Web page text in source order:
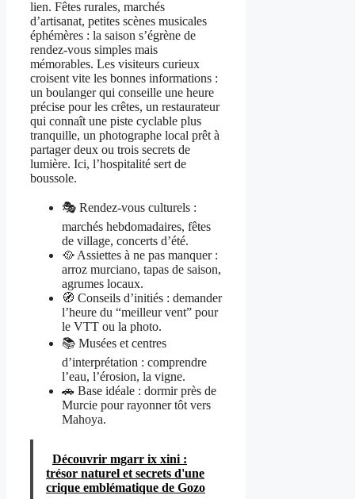
lien. Fêtes rurales, marchés
d’artisanat, petites scènes musicales
éphémères : la saison s’égrène de
rendez-vous simples mais
mémorables. Les visiteurs curieux
croisent vite les bonnes informations :
un boulanger qui conseille une heure
précise pour les crêtes, un restaurateur
qui connaît une piste cyclable plus
tranquille, un photographe local prêt à
partager deux ou trois secrets de
lumière. Ici, l’hospitalité sert de
boussole.
🎭 Rendez-vous culturels :
marchés hebdomadaires, fêtes
de village, concerts d’été.
🥘 Assiettes à ne pas manquer :
arroz murciano, tapas de saison,
agrumes locaux.
🧭 Conseils d’initiés : demander
l’heure du “meilleur vent” pour
le VTT ou la photo.
📚 Musées et centres
d’interprétation : comprendre
l’eau, l’érosion, la vigne.
🚗 Base idéale : dormir près de
Murcie pour rayonner tôt vers
Mahoya.
Découvrir mgarr ix xini :
trésor naturel et secrets d'une
crique emblématique de Gozo